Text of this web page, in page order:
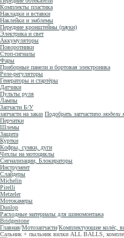
Комплекты пластика
Накладки и вставки
Наклейки и эмблемы
Передние кронштейны (пауки)
Электрика и свет
Аккумуляторы
Поворотники
Стоп-сигналы
Фары
Приборные панели и бортовая электроника
Реле-регуляторы
Генераторы и стартёры
Датчики
Пульты руля
Лампы
Запчасти Б/У
запчасти на заказ Подобрать запчастипо модели
Перчатки
Шлемы
Защита
Куртки
Кофры, сумки, дуги
Чехлы на мотоциклы
Сигнализации, Блокираторы
Инструмент
Слайдеры
Michelin
Pirelli
Metzeler
Мотокамеры
Dunlop
Расходные материалы для шиномонтажа
Bridgestone
Главная/Мотозапчасти/Комплектующие колёс,
Сальник + пыльник вилки ALL BALLS,